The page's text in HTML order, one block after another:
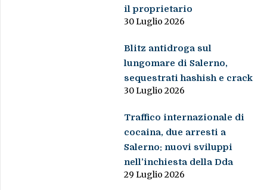
il proprietario
30 Luglio 2026
Blitz antidroga sul
lungomare di Salerno,
sequestrati hashish e crack
30 Luglio 2026
Traffico internazionale di
cocaina, due arresti a
Salerno: nuovi sviluppi
nell’inchiesta della Dda
29 Luglio 2026